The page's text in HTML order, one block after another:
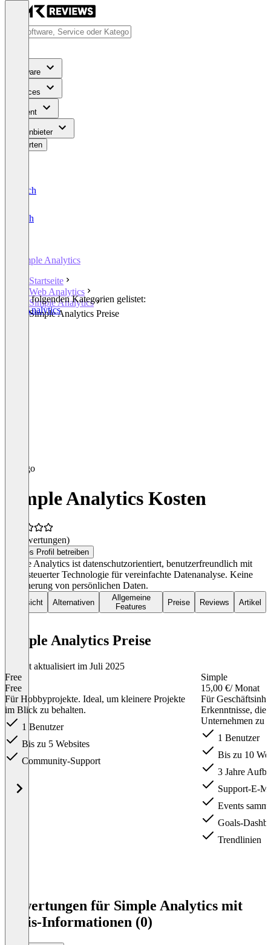
Software
Services
Content
Für Anbieter
Bewerten
Deutsch
English
Simple Analytics
Startseite
Web Analytics
Simple Analytics
Simple Analytics Preise
In den folgenden Kategorien gelistet:
Web Analytics
Simple Analytics Kosten
(0 Bewertungen)
Dieses Profil betreiben
Simple Analytics ist datenschutzorientiert, benutzerfreundlich mit
KI-gesteuerter Technologie für vereinfachte Datenanalyse. Keine
Speicherung von persönlichen Daten.
Übersicht Alternativen
Allgemeine
Features
Preise Reviews Artikel
Simple Analytics Preise
Zuletzt aktualisiert im Juli 2025
Free
Free
Für Hobbyprojekte. Ideal, um kleinere Projekte
im Blick zu behalten.
1 Benutzer
Bis zu 5 Websites
Community-Support
Simple
15,00 €/ Monat
Für
Erkenntnisse, die
Unternehmen zu
1 Benutzer
Bis zu 10
3 Jahre
Support-E-
Events
Goals-
Trendlinien
Bewertungen für Simple Analytics mit
Preis-Informationen (0)